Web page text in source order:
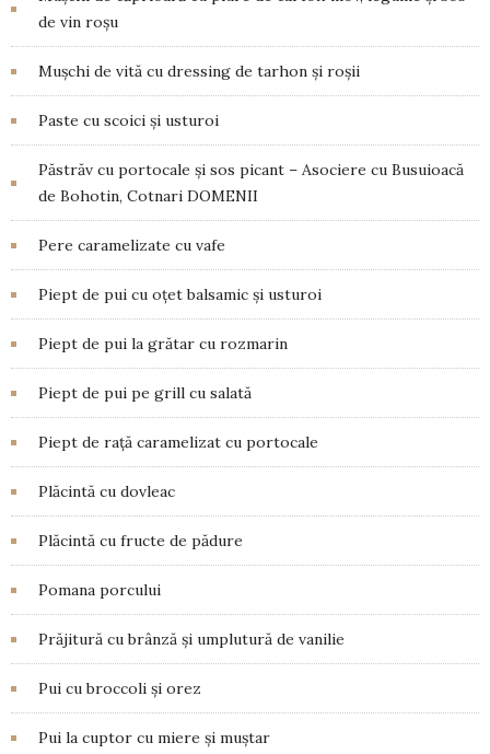
de vin roșu
Mușchi de vită cu dressing de tarhon și roșii
Paste cu scoici și usturoi
Păstrăv cu portocale și sos picant – Asociere cu Busuioacă
de Bohotin, Cotnari DOMENII
Pere caramelizate cu vafe
Piept de pui cu oțet balsamic și usturoi
Piept de pui la grătar cu rozmarin
Piept de pui pe grill cu salată
Piept de rață caramelizat cu portocale
Plăcintă cu dovleac
Plăcintă cu fructe de pădure
Pomana porcului
Prăjitură cu brânză și umplutură de vanilie
Pui cu broccoli și orez
Pui la cuptor cu miere și muștar